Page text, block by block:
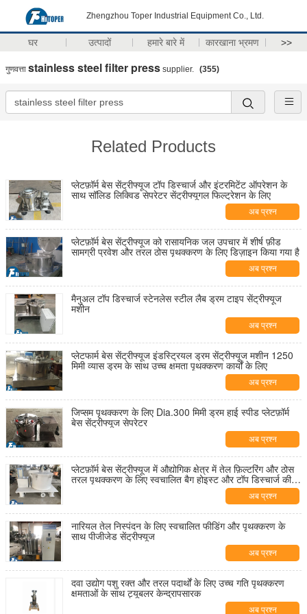
Zhengzhou Toper Industrial Equipment Co., Ltd.
घर उत्पादों हमारे बारे में कारखाना भ्रमण >>
गुणवत्ता stainless steel filter press supplier. (355)
Related Products
प्लेटफ़ॉर्म बेस सेंट्रीफ्यूज टॉप डिस्चार्ज और इंटरमिटेंट ऑपरेशन के
साथ सॉलिड लिक्विड सेपरेटर सेंट्रीफ्यूगल फिल्ट्रेशन के लिए
अब प्रश्न
प्लेटफ़ॉर्म बेस सेंट्रीफ्यूज को रासायनिक जल उपचार में शीर्ष फ़ीड
सामग्री प्रवेश और तरल ठोस पृथक्करण के लिए डिज़ाइन किया गया है
अब प्रश्न
मैनुअल टॉप डिस्चार्ज स्टेनलेस स्टील लैब ड्रम टाइप सेंट्रीफ्यूज
मशीन
अब प्रश्न
प्लेटफार्म बेस सेंट्रीफ्यूज इंडस्ट्रियल ड्रम सेंट्रीफ्यूज मशीन 1250
मिमी व्यास ड्रम के साथ उच्च क्षमता पृथक्करण कार्यों के लिए
अब प्रश्न
जिप्सम पृथक्करण के लिए Dia.300 मिमी ड्रम हाई स्पीड प्लेटफ़ॉर्म
बेस सेंट्रीफ्यूज सेपरेटर
अब प्रश्न
प्लेटफ़ॉर्म बेस सेंट्रीफ्यूज में औद्योगिक क्षेत्र में तेल फ़िल्टरिंग और ठोस
तरल पृथक्करण के लिए स्वचालित बैग होइस्ट और टॉप डिस्चार्ज की
अब प्रश्न
नारियल तेल निस्पंदन के लिए स्वचालित फीडिंग और पृथक्करण के
साथ पीजीजेड सेंट्रीफ्यूज
अब प्रश्न
दवा उद्योग पशु रक्त और तरल पदार्थों के लिए उच्च गति पृथक्करण
क्षमताओं के साथ ट्यूबलर केन्द्रापसारक
अब प्रश्न